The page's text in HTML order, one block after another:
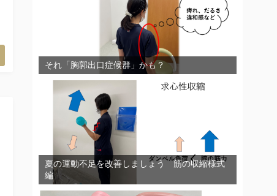
それ「胸郭出口症候群」かも？
夏の運動不足を改善しましょう 筋の収縮様式
編